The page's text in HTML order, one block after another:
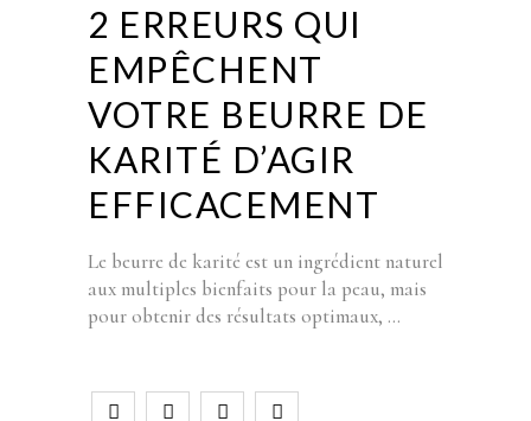
2 ERREURS QUI
EMPÊCHENT
VOTRE BEURRE DE
KARITÉ D’AGIR
EFFICACEMENT
Le beurre de karité est un ingrédient naturel
aux multiples bienfaits pour la peau, mais
pour obtenir des résultats optimaux,